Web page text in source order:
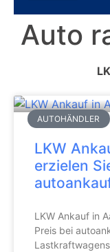
Auto
AUTOHÄNDLER
LKW
erzielen
LKW Ankauf in
Preis bei